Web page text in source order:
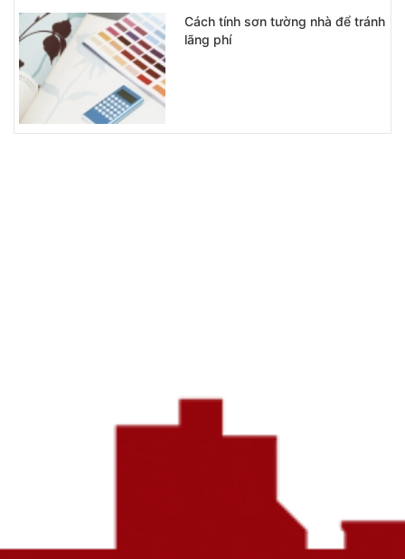
Cách tính sơn tường nhà để tránh
lãng phí